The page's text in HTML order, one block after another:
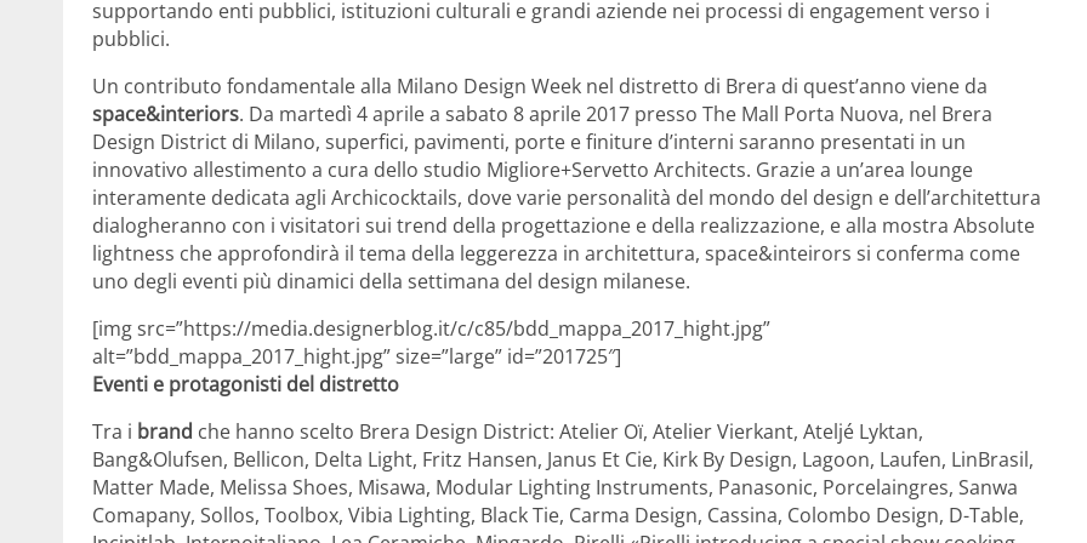
supportando enti pubblici, istituzioni culturali e grandi aziende nei processi di engagement verso i
pubblici.
Un contributo fondamentale alla Milano Design Week nel distretto di Brera di quest’anno viene da
space&interiors. Da martedì 4 aprile a sabato 8 aprile 2017 presso The Mall Porta Nuova, nel Brera
Design District di Milano, superfici, pavimenti, porte e finiture d’interni saranno presentati in un
innovativo allestimento a cura dello studio Migliore+Servetto Architects. Grazie a un’area lounge
interamente dedicata agli Archicocktails, dove varie personalità del mondo del design e dell’architettura
dialogheranno con i visitatori sui trend della progettazione e della realizzazione, e alla mostra Absolute
lightness che approfondirà il tema della leggerezza in architettura, space&inteirors si conferma come
uno degli eventi più dinamici della settimana del design milanese.
[img src=”https://media.designerblog.it/c/c85/bdd_mappa_2017_hight.jpg”
alt=”bdd_mappa_2017_hight.jpg” size=”large” id=”201725″]
Eventi e protagonisti del distretto
Tra i brand che hanno scelto Brera Design District: Atelier Oï, Atelier Vierkant, Ateljé Lyktan,
Bang&Olufsen, Bellicon, Delta Light, Fritz Hansen, Janus Et Cie, Kirk By Design, Lagoon, Laufen, LinBrasil,
Matter Made, Melissa Shoes, Misawa, Modular Lighting Instruments, Panasonic, Porcelaingres, Sanwa
Comapany, Sollos, Toolbox, Vibia Lighting, Black Tie, Carma Design, Cassina, Colombo Design, D-Table,